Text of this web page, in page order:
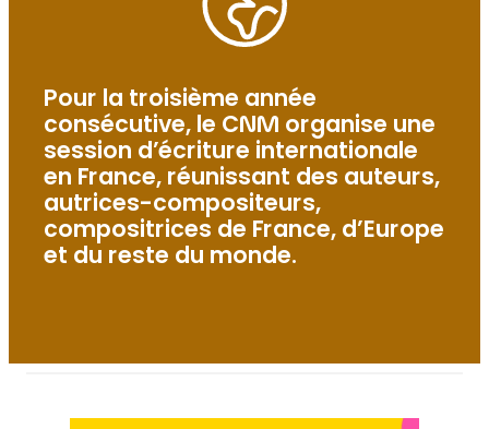
Pour la troisième année
consécutive, le CNM organise une
session d’écriture internationale
en France, réunissant des auteurs,
autrices-compositeurs,
compositrices de France, d’Europe
et du reste du monde.